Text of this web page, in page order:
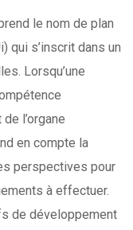
le nom de plan
qui s’inscrit dans un
Lorsqu’une
l’organe
en compte la
perspectives pour
à effectuer.
de développement